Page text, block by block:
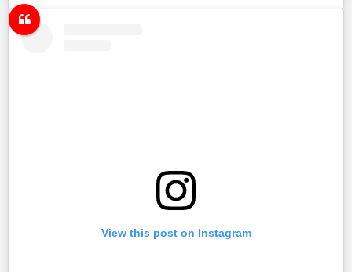
View this post on Instagram